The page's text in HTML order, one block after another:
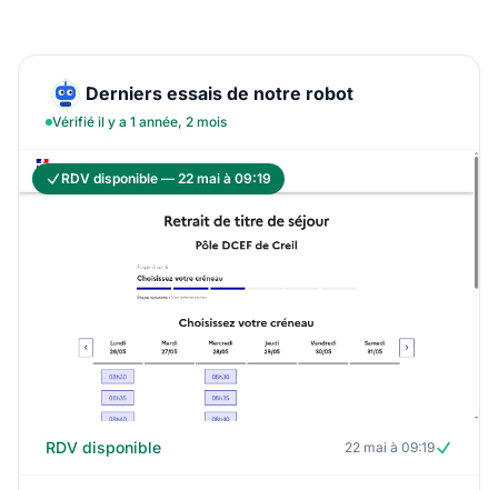
Derniers essais de notre robot
Vérifié il y a 1 année, 2 mois
RDV disponible — 22 mai à 09:19
RDV disponible 22 mai à 09:19